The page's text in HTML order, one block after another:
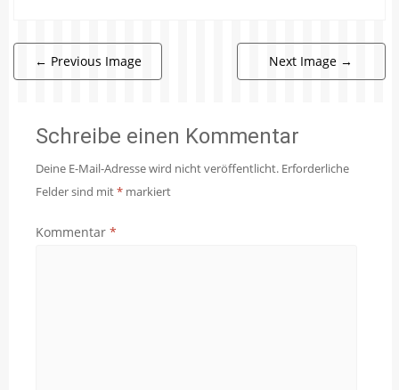
← Previous Image Next Image →
Schreibe einen Kommentar
Deine E-Mail-Adresse wird nicht veröffentlicht. Erforderliche
Felder sind mit* markiert
Kommentar *